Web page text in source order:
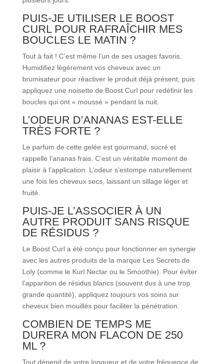
PUIS-JE UTILISER LE BOOST
CURL POUR RAFRAÎCHIR MES
BOUCLES LE MATIN ?
Tout à fait ! C’est même l’un de ses usages favoris.
Humidifiez légèrement vos cheveux avec un
brumisateur pour réactiver le produit déjà présent, puis
appliquez une noisette de Boost Curl pour redéfinir les
boucles qui ont « moussé » pendant la nuit.
L’ODEUR D’ANANAS EST-ELLE
TRÈS FORTE ?
Le parfum de cette gelée est gourmand, sucré et
rappelle l’ananas frais. C’est un véritable moment de
plaisir à l’application. L’odeur s’estompe naturellement
une fois les cheveux secs, laissant un sillage léger et
fruité.
PUIS-JE L’ASSOCIER À UN
AUTRE PRODUIT SANS RISQUE
DE RÉSIDUS ?
Le Boost Curl a été conçu pour fonctionner en synergie
avec les autres produits de la marque Les Secrets de
Loly (comme le Kurl Nectar ou le Smoothie). Pour éviter
l’apparition de résidus blancs (souvent dus à une trop
grande quantité), appliquez toujours vos soins sur
cheveux bien mouillés pour faciliter la pénétration.
COMBIEN DE TEMPS ME
DURERA MON FLACON DE 250
ML ?
Tout dépend de votre longueur et de votre fréquence de